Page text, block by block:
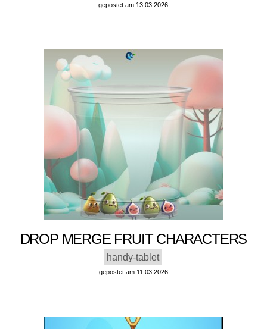
gepostet am 13.03.2026
DROP MERGE FRUIT CHARACTERS
handy-tablet
gepostet am 11.03.2026